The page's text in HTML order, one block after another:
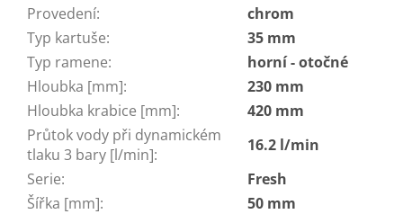
Provedení:
chrom
Typ kartuše:
35 mm
Typ ramene:
horní - otočné
Hloubka [mm]:
230 mm
Hloubka krabice [mm]:
420 mm
Průtok vody při dynamickém
tlaku 3 bary [l/min]:
16.2 l/min
Serie:
Fresh
Šířka [mm]:
50 mm